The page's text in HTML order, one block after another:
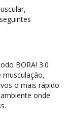
BORA! 3.0
o mais rápido
onde